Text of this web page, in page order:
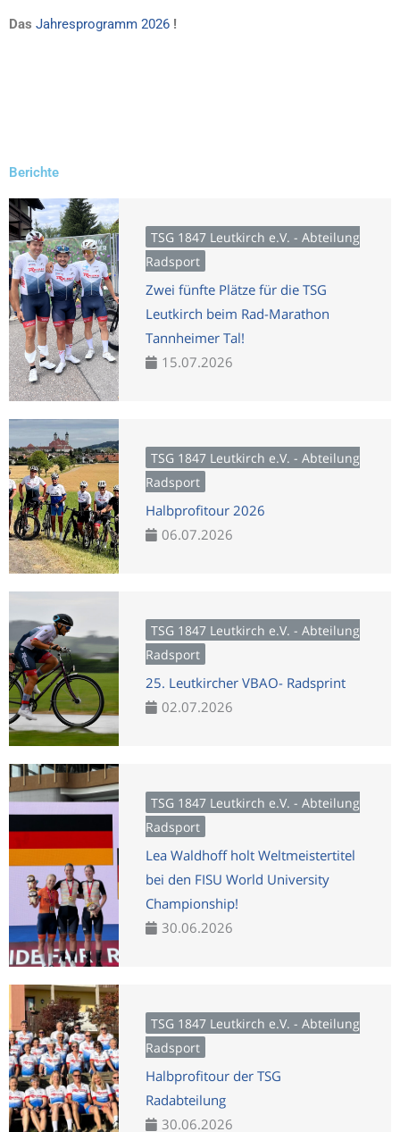
Das Jahresprogramm 2026 !
Berichte
TSG 1847 Leutkirch e.V. - Abteilung
Radsport
Zwei fünfte Plätze für die TSG
Leutkirch beim Rad-Marathon
Tannheimer Tal!
15.07.2026
TSG 1847 Leutkirch e.V. - Abteilung
Radsport
Halbprofitour 2026
06.07.2026
TSG 1847 Leutkirch e.V. - Abteilung
Radsport
25. Leutkircher VBAO- Radsprint
02.07.2026
TSG 1847 Leutkirch e.V. - Abteilung
Radsport
Lea Waldhoff holt Weltmeistertitel
bei den FISU World University
Championship!
30.06.2026
TSG 1847 Leutkirch e.V. - Abteilung
Radsport
Halbprofitour der TSG
Radabteilung
30.06.2026